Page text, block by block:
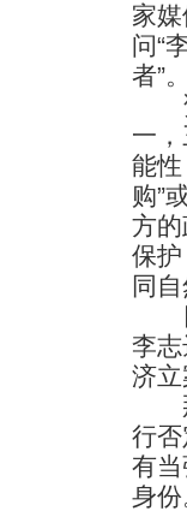
家
问“
者”。
资
一
能
购”
方
保
同
目
李
济
那
行
有
身